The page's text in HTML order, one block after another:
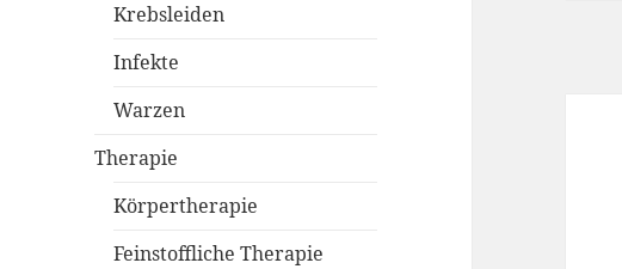
Krebsleiden
Infekte
Warzen
Therapie
Körpertherapie
Feinstoffliche Therapie